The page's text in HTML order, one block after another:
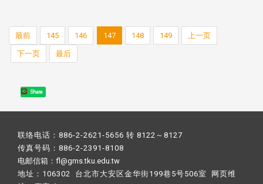
最前 145 146 147 148 149 上一页
下一页 最后
Share
联络电话：886-2-2621-5656 转 8122～8127
传真号码：886-2-2391-8108
电邮信箱：fl@gms.tku.edu.tw
地址：106302 台北市大安区金华街199巷5号506室 网页维